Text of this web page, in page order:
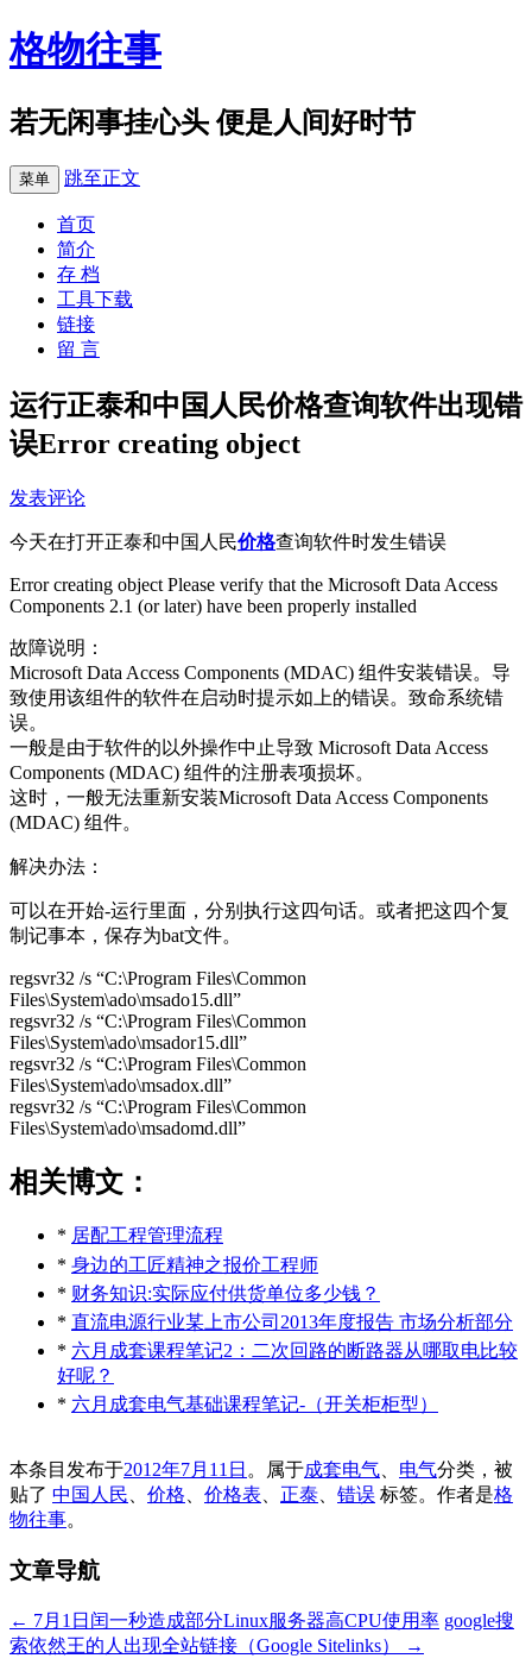
格物往事
若无闲事挂心头 便是人间好时节
菜单 跳至正文
首页
简介
存 档
工具下载
链接
留 言
运行正泰和中国人民价格查询软件出现错
误Error creating object
发表评论
今天在打开正泰和中国人民价格查询软件时发生错误
Error creating object Please verify that the Microsoft Data Access
Components 2.1 (or later) have been properly installed
故障说明：
Microsoft Data Access Components (MDAC) 组件安装错误。导
致使用该组件的软件在启动时提示如上的错误。致命系统错
误。
一般是由于软件的以外操作中止导致 Microsoft Data Access
Components (MDAC) 组件的注册表项损坏。
这时，一般无法重新安装Microsoft Data Access Components
(MDAC) 组件。
解决办法：
可以在开始-运行里面，分别执行这四句话。或者把这四个复
制记事本，保存为bat文件。
regsvr32 /s “C:\Program Files\Common
Files\System\ado\msado15.dll”
regsvr32 /s “C:\Program Files\Common
Files\System\ado\msador15.dll”
regsvr32 /s “C:\Program Files\Common
Files\System\ado\msadox.dll”
regsvr32 /s “C:\Program Files\Common
Files\System\ado\msadomd.dll”
相关博文：
* 居配工程管理流程
* 身边的工匠精神之报价工程师
* 财务知识:实际应付供货单位多少钱？
* 直流电源行业某上市公司2013年度报告 市场分析部分
* 六月成套课程笔记2：二次回路的断路器从哪取电比较
好呢？
* 六月成套电气基础课程笔记-（开关柜柜型）
本条目发布于2012年7月11日 。属于成套电气 电气分类，被
贴了 中国人民 价格 价格表 正泰 错误 标签。 作者是格
物往事。
文章导航
← 7月1日闰一秒造成部分Linux服务器高CPU使用率 google搜
索依然王的人出现全站链接（Google Sitelinks）
→